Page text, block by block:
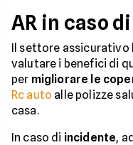
AR in caso
Il settore assicurativo
valutare i benefici di
per migliorare le
Rc auto alle polizze
casa.
In caso di incidente,